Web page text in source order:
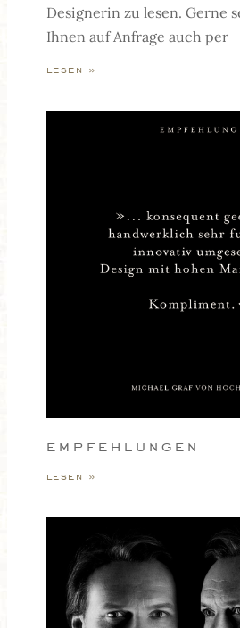
Designerin zu lesen. Gerne
Ihnen auf Anfrage auch per
lesen »
empfehlungen
lesen »